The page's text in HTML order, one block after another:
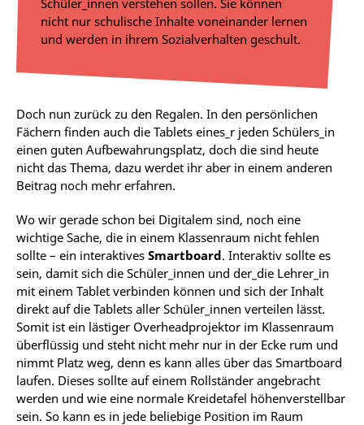
Schüler_innen verstehen sollen. Sie können
nicht nur schulische Inhalte voneinander lernen
und werden in ihrem Sozialverhalten geschult.
Doch nun zurück zu den Regalen. In den persönlichen
Fächern finden auch die Tablets eines_r jeden Schülers_in
einen guten Aufbewahrungsplatz, doch die sind heute
nicht das Thema, dazu werdet ihr aber in einem anderen
Beitrag noch mehr erfahren.
Wo wir gerade schon bei Digitalem sind, noch eine
wichtige Sache, die in einem Klassenraum nicht fehlen
sollte – ein interaktives Smartboard. Interaktiv sollte es
sein, damit sich die Schüler_innen und der_die Lehrer_in
mit einem Tablet verbinden können und sich der Inhalt
direkt auf die Tablets aller Schüler_innen verteilen lässt.
Somit ist ein lästiger Overheadprojektor im Klassenraum
überflüssig und steht nicht mehr nur in der Ecke rum und
nimmt Platz weg, denn es kann alles über das Smartboard
laufen. Dieses sollte auf einem Rollständer angebracht
werden und wie eine normale Kreidetafel höhenverstellbar
sein. So kann es in jede beliebige Position im Raum